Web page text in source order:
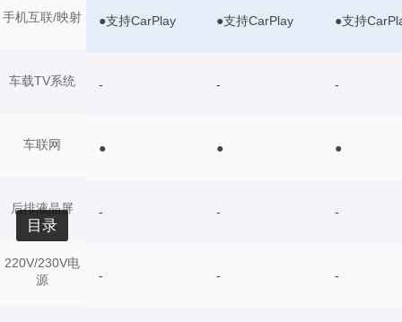
手机互联/映射
车载TV系统
车联网
后排液晶屏
220V/230V电
源
●支持CarPlay ●支持CarPlay ●支持
- - -
● ● ●
- - -
- - -
目录